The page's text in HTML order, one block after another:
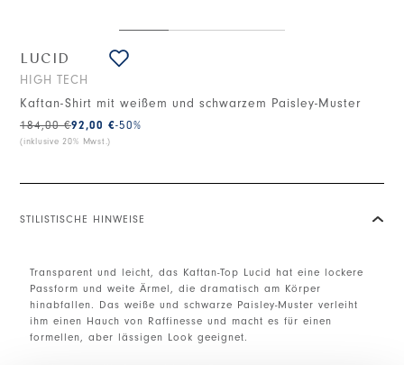
LUCID
HIGH TECH
Kaftan-Shirt mit weißem und schwarzem Paisley-Muster
92,00 €
184,00 € -50%
(inklusive 20% Mwst.)
STILISTISCHE HINWEISE
Transparent und leicht, das Kaftan-Top Lucid hat eine lockere
Passform und weite Ärmel, die dramatisch am Körper
hinabfallen. Das weiße und schwarze Paisley-Muster verleiht
ihm einen Hauch von Raffinesse und macht es für einen
formellen, aber lässigen Look geeignet.